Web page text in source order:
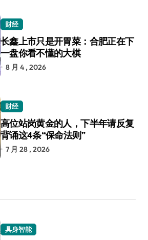
财经
长鑫上市只是开胃菜：合肥正在下
一盘你看不懂的大棋
8 月 4 , 2026
财经
高位站岗黄金的人，下半年请反复
背诵这4条“保命法则”
7 月 28 , 2026
具身智能